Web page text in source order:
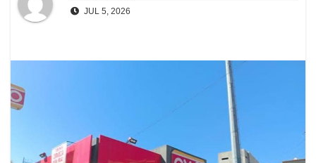
JUL 5, 2026